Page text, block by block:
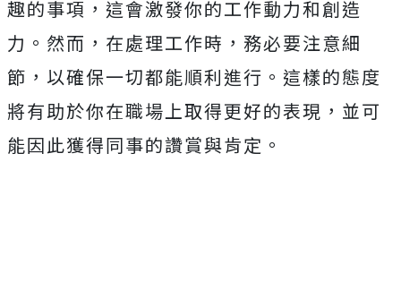
趣的事項，這會激發你的工作動力和創造
力。然而，在處理工作時，務必要注意細
節，以確保一切都能順利進行。這樣的態度
將有助於你在職場上取得更好的表現，並可
能因此獲得同事的讚賞與肯定。